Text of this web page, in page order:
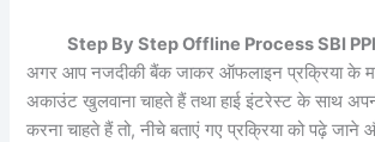
Step By Step Offline Process SBI
अगर आप नजदीकी बैंक जाकर ऑफलाइन प्रक्रिया के
अकाउंट खुलवाना चाहते हैं तथा हाई इंटरेस्ट के साथ अपनी
करना चाहते हैं तो, नीचे बताएं गए प्रक्रिया को पढ़े